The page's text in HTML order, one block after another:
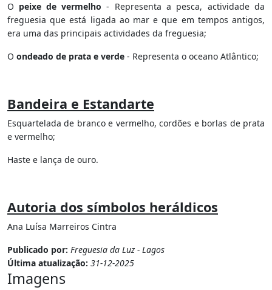
O peixe de vermelho - Representa a pesca, actividade da
freguesia que está ligada ao mar e que em tempos antigos,
era uma das principais actividades da freguesia;
O ondeado de prata e verde - Representa o oceano Atlântico;
Bandeira e Estandarte
Esquartelada de branco e vermelho, cordões e borlas de prata
e vermelho;
Haste e lança de ouro.
Autoria dos símbolos heráldicos
Ana Luísa Marreiros Cintra
Publicado por: Freguesia da Luz - Lagos
Última atualização: 31-12-2025
Imagens